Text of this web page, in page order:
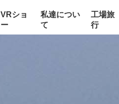
VRショ
ー
私達につい
て
工場旅
行